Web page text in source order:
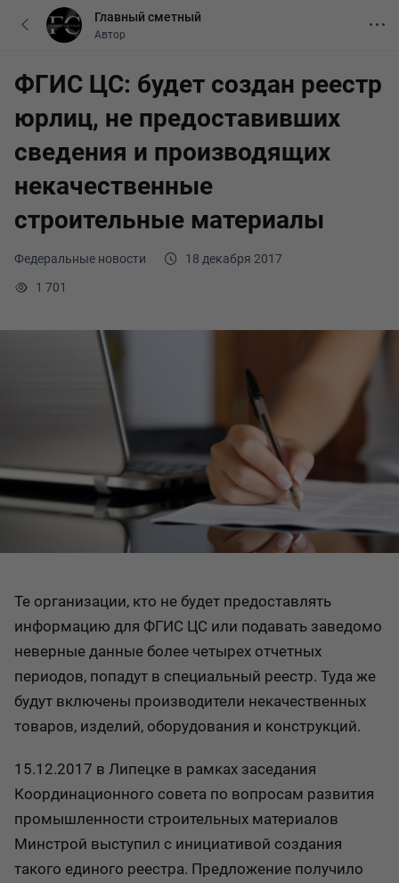
Федеральные новости
18 декабря 2017
1 701
ФГИС ЦС: будет создан реестр
юрлиц, не предоставивших
сведения и производящих
некачественные
строительные материалы
Те организации, кто не будет предоставлять
информацию для ФГИС ЦС или подавать заведомо
неверные данные более четырех отчетных
периодов, попадут в специальный реестр. Туда же
будут включены производители некачественных
товаров, изделий, оборудования и конструкций.
15.12.2017 в Липецке в рамках заседания
Координационного совета по вопросам развития
промышленности строительных материалов
Минстрой выступил с инициативой создания
такого единого реестра. Предложение получило
Главный сметный
Автор